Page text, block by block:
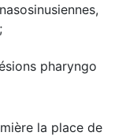
pharyngo
la place de